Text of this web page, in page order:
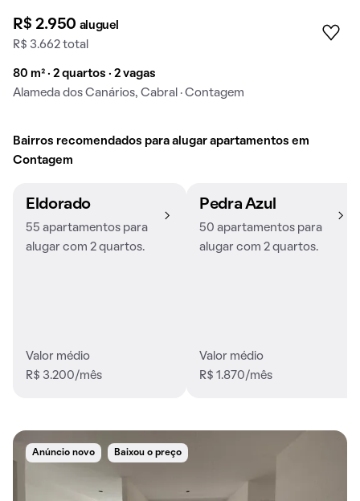
R$ 2.950 aluguel
R$ 3.662 total
80 m² · 2 quartos · 2 vagas
Alameda dos Canários, Cabral · Contagem
Bairros recomendados para alugar apartamentos em
Contagem
Eldorado
55 apartamentos para
alugar com 2 quartos.
Valor médio
R$ 3.200/mês
Pedra Azul
50 apartamentos para
alugar com 2 quartos.
Valor médio
R$ 1.870/mês
Anúncio novo Baixou o preço